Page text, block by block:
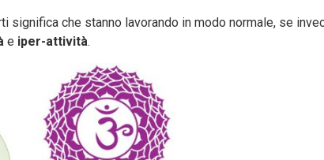
significa che stanno lavorando in modo normale, se
e iper-attività.